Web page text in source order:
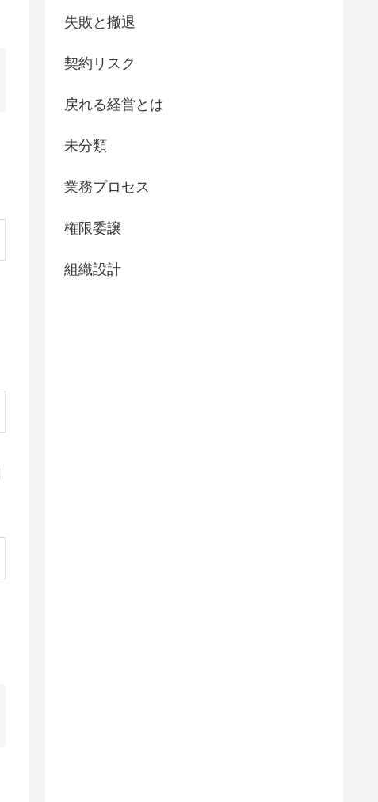
失敗と撤退
契約リスク
戻れる経営とは
未分類
業務プロセス
権限委譲
組織設計